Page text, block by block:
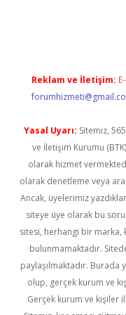
Reklam ve İletişim:
Yasal Uyarı: Sitemiz,
ve İletişim Kurumu
olarak hizmet
olarak denetleme veya
Ancak, üyelerimiz
siteye üye olarak bu
sitesi, herhangi bir marka,
bulunmamaktadır.
paylaşılmaktadır. Burada
olup, gerçek kurum ve
Gerçek kurum ve kişiler